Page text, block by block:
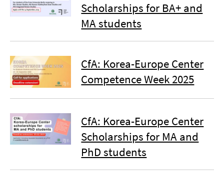
Scholarships for BA+ and
MA students
CfA: Korea-Europe Center
Competence Week 2025
CfA: Korea-Europe Center
Scholarships for MA and
PhD students